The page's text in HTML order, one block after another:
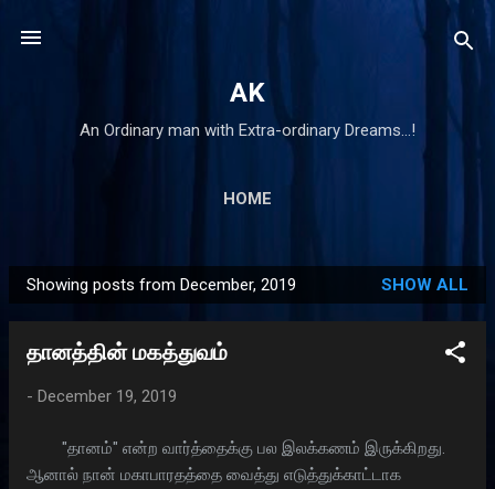
AK
An Ordinary man with Extra-ordinary Dreams...!
HOME
o
Showing posts from December, 2019 SHOW ALL
தானத்தின் மகத்துவம்
- December 19, 2019
"தானம்" என்ற வார்த்தைக்கு பல இலக்கணம் இருக்கிறது.
ஆனால் நான் மகாபாரதத்தை வைத்து எடுத்துக்காட்டாக